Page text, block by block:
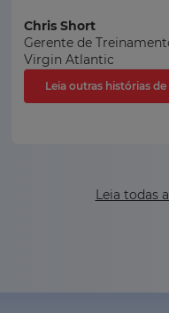
Chris Short
Gerente de
Virgin Atlantic
Leia outras histórias
Leia todas